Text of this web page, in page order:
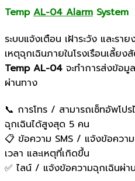
Temp AL-04 Alarm System
ระบบแจ้งเตือน เฝ้าระวัง และร
เหตุฉุกเฉินภายในโรงเรือนเลี้ยง
Temp AL-04 จะทำการส่งข้อมู
ผ่านทาง
📞 การโทร / สามารถเซ็ทอัพโป
ฉุกเฉินได้สูงสุด 5 คน
📋 ข้อความ SMS / แจ้งข้อควา
เวลา และเหตุที่เกิดขึ้น
✅ ไลน์ / แจ้งข้อความฉุกเฉินผ่า